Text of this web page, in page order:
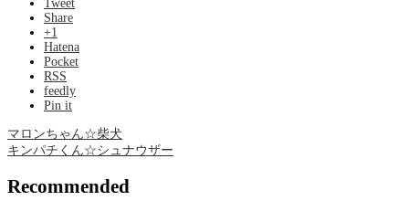
Tweet
Share
+1
Hatena
Pocket
RSS
feedly
Pin it
マロンちゃん☆柴犬
キンパチくん☆シュナウザー
Recommended